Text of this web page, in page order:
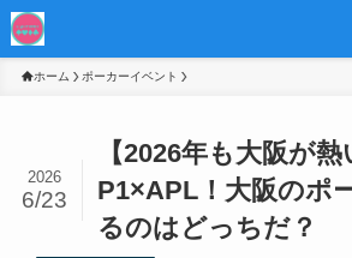
ホーム ポーカーイベント
【2026年も大阪が
P1×APL！大阪のポ
るのはどっちだ？
2026
6/23